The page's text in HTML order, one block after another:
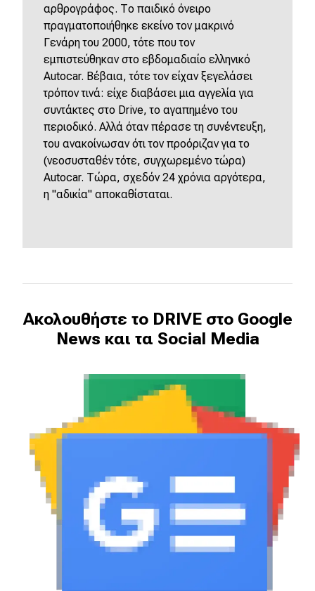
αρθρογράφος. Το παιδικό όνειρο
πραγματοποιήθηκε εκείνο τον μακρινό
Γενάρη του 2000, τότε που τον
εμπιστεύθηκαν στο εβδομαδιαίο ελληνικό
Autocar. Βέβαια, τότε τον είχαν ξεγελάσει
τρόπον τινά: είχε διαβάσει μια αγγελία για
συντάκτες στο Drive, το αγαπημένο του
περιοδικό. Αλλά όταν πέρασε τη συνέντευξη,
του ανακοίνωσαν ότι τον προόριζαν για το
(νεοσυσταθέν τότε, συγχωρεμένο τώρα)
Autocar. Τώρα, σχεδόν 24 χρόνια αργότερα,
η "αδικία" αποκαθίσταται.
Ακολουθήστε το DRIVE στο Google
News και τα Social Media